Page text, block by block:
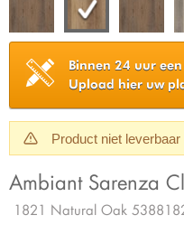
Binnen 24 uur
Upload hier uw
Product niet leverbaar
Ambiant Sarenza
1821 Natural Oak